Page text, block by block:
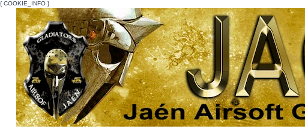
{ COOKIE_INFO }